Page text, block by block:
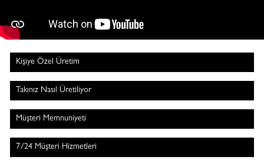
Kişiye Özel Üretim
Takınız Nasıl Üretiliyor
Müşteri Memnuniyeti
7/24 Müşteri Hizmetleri